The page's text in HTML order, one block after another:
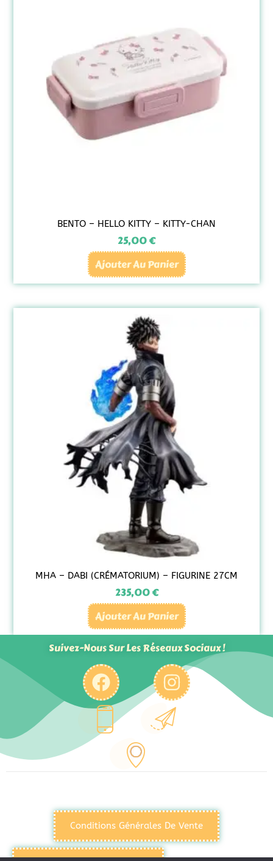
BENTO – HELLO KITTY – KITTY-CHAN
25,00€
Ajouter Au Panier
MHA – DABI (CRÉMATORIUM) – FIGURINE 27CM
235,00€
Ajouter Au Panier
Suivez-Nous Sur Les Réseaux Sociaux !
Conditions Générales De Vente